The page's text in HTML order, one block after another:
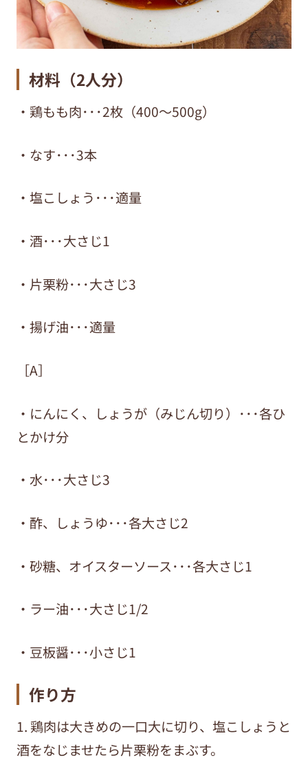
材料（2人分）
・鶏もも肉･･･2枚（400〜500g）
・なす･･･3本
・塩こしょう･･･適量
・酒･･･大さじ1
・片栗粉･･･大さじ3
・揚げ油･･･適量
［A］
・にんにく、しょうが（みじん切り）･･･各ひ
とかけ分
・水･･･大さじ3
・酢、しょうゆ･･･各大さじ2
・砂糖、オイスターソース･･･各大さじ1
・ラー油･･･大さじ1/2
・豆板醤･･･小さじ1
作り方
1. 鶏肉は大きめの一口大に切り、塩こしょうと
酒をなじませたら片栗粉をまぶす。